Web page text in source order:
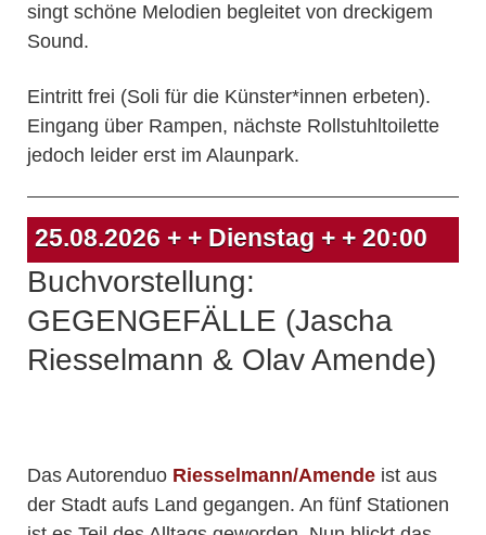
singt schöne Melodien begleitet von dreckigem
Sound.
Eintritt frei (Soli für die Künster*innen erbeten).
Eingang über Rampen, nächste Rollstuhltoilette
jedoch leider erst im Alaunpark.
25.08.2026 + + Dienstag + + 20:00
Buchvorstellung:
GEGENGEFÄLLE (Jascha
Riesselmann & Olav Amende)
Das Autorenduo Riesselmann/Amendeist aus
der Stadt aufs Land gegangen. An fünf Stationen